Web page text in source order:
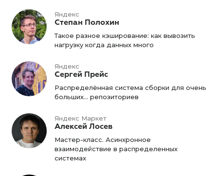
Яндекс
Степан Полохин
Такое разное кэширование: как вывозить
нагрузку когда данных много
Яндекс
Сергей Прейс
Распределённая система сборки для очень
больших... репозиториев
Яндекс Маркет
Алексей Лосев
Мастер-класс. Асинхронное
взаимодействие в распределенных
системах